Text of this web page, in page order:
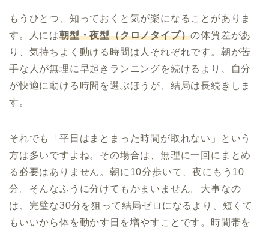
もうひとつ、知っておくと気が楽になることがありま
す。人には朝型・夜型（クロノタイプ）の体質差があ
り、気持ちよく動ける時間は人それぞれです。朝が苦
手な人が無理に早起きランニングを続けるより、自分
が快適に動ける時間を選ぶほうが、結局は長続きしま
す。
それでも「平日はまとまった時間が取れない」という
方は多いですよね。その場合は、無理に一回にまとめ
る必要はありません。朝に10分歩いて、夜にもう10
分。そんなふうに分けてもかまいません。大事なの
は、完璧な30分を狙って結局ゼロになるより、短くて
もいいから体を動かす日を増やすことです。時間帯を